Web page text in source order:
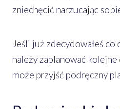
zniechęcić narzucając
Jeśli już zdecydowałeś co
należy zaplanować kolejne
może przyjść podręczny